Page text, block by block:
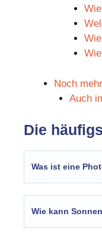
Noch
Auch
Die
Was ist eine
Wie kann